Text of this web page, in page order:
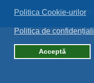
Politica Cookie-urilor
Politica de
Acceptă
© 2026